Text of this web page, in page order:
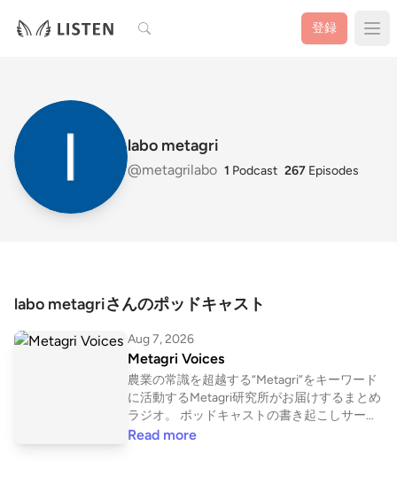
検索 登録
labo metagri
@metagrilabo 1 Podcast 267 Episodes
labo metagriさんのポッドキャスト
Aug 7, 2026
Metagri Voices
農業の常識を超越する“Metagri”をキーワード
に活動するMetagri研究所がお届けするまとめ
ラジオ。 ポッドキャストの書き起こしサービ
ス「Listen」はこちら 👇 https://listen.style/
Read more